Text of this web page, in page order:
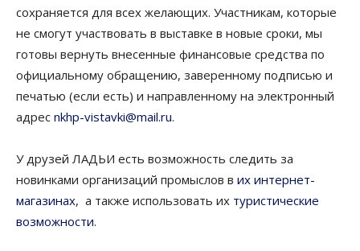
сохраняется для всех желающих. Участникам, которые
не смогут участвовать в выставке в новые сроки, мы
готовы вернуть внесенные финансовые средства по
официальному обращению, заверенному подписью и
печатью (если есть) и направленному на электронный
адрес nkhp-vistavki@mail.ru.
У друзей ЛАДЬИ есть возможность следить за
новинками организаций промыслов в их интернет-
магазинах, а также использовать их туристические
возможности.